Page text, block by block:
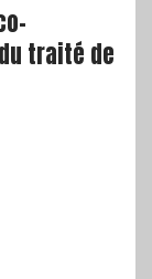
traité de